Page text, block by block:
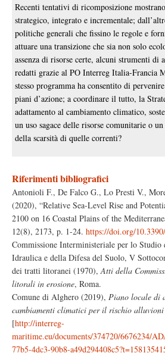
Recenti tentativi di ricomposizione
strategico, integrato e incrementale;
politiche generali che fissino le regole e
attuare una transizione che sia non solo
assenza di risorse certe, alcuni strumenti di
redatti grazie al PO Interreg Italia-Francia
stesso programma ha consentito di
piani d’azione; a coordinare il tutto, la
adattamento al cambiamento climatico,
un uso sagace delle risorse comunitarie o
della scarsità di quelle correnti?
Riferimenti bibliografici
Antonioli F., De Falco G., Lo Presti V.,
(2020), “Relative Sea-Level Rise and
2100 on 16 Coastal Plains of the
12(8), 2173, p. 1-24. https://doi.org/
Commissione Interministeriale per lo Studio
Idraulica e della Difesa del Suolo, V
dei tratti litoranei (1970),Atti della
litorali in erosione, Roma.
Comune di Alghero (2019), Piano locale di
cambiamenti climatici per il rischio
[http://interreg-
maritime.eu/documents/374720/6676234/
77b5-4dc3-90b8-